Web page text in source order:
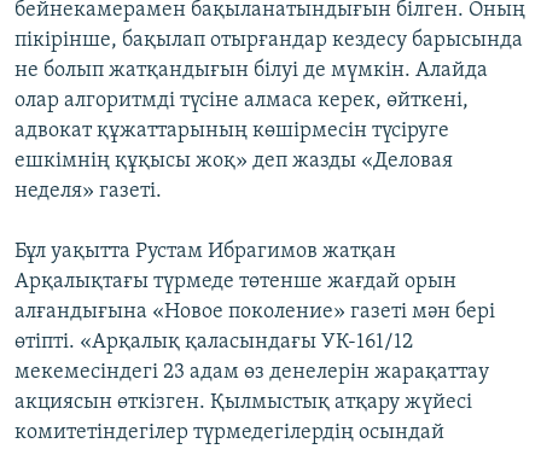
бейнекамерамен бақыланатындығын білген. Оның
пікірінше, бақылап отырғандар кездесу барысында
не болып жатқандығын білуі де мүмкін. Алайда
олар алгоритмді түсіне алмаса керек, өйткені,
адвокат құжаттарының көшірмесін түсіруге
ешкімнің құқысы жоқ» деп жазды «Деловая
неделя» газеті.
Бұл уақытта Рустам Ибрагимов жатқан
Арқалықтағы түрмеде төтенше жағдай орын
алғандығына «Новое поколение» газеті мән бері
өтіпті. «Арқалық қаласындағы УК-161/12
мекемесіндегі 23 адам өз денелерін жарақаттау
акциясын өткізген. Қылмыстық атқару жүйесі
комитетіндегілер түрмедегілердің осындай